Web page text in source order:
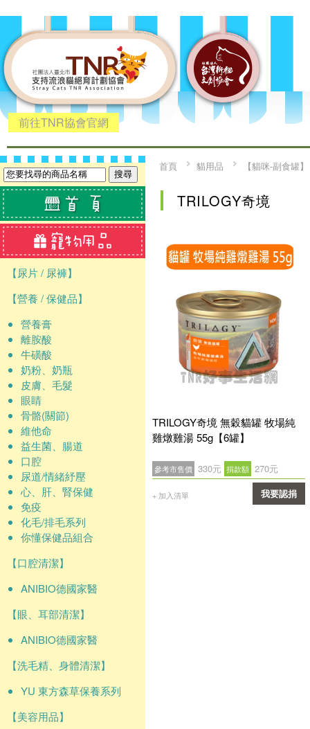
前往TNR協會官網
【尿片 / 尿褲】
【營養 / 保健品】
營養膏
離胺酸
牛磺酸
奶粉、奶瓶
皮膚、毛髮
眼睛
骨骼(關節)
維他命
益生菌、腸道
口腔
尿道/情緒紓壓
心、肝、腎保健
免疫
化毛/排毛系列
你懂保健品組合
【口腔清潔】
ANIBIO德國家醫
【眼、耳部清潔】
ANIBIO德國家醫
【洗毛精、身體清潔】
YU 東方森草保養系列
【美容用品】
首頁 貓用品 【貓咪-副食罐】
TRILOGY奇境
TRILOGY奇境 無穀貓罐 牧場純
雞燉雞湯 55g【6罐】
參考市售價 330元 捐款額 270元
+ 加入清單 我要認捐